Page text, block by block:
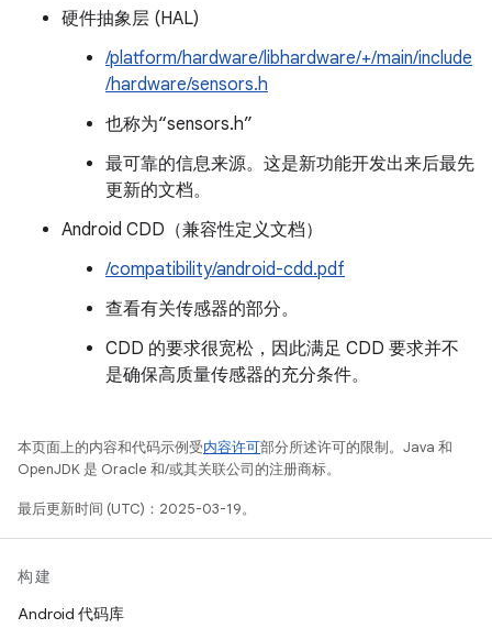
硬件抽象层 (HAL)
/platform/hardware/libhardware/+/main/include
/hardware/sensors.h
也称为“sensors.h”
最可靠的信息来源。这是新功能开发出来后最先
更新的文档。
Android CDD（兼容性定义文档）
/compatibility/android-cdd.pdf
查看有关传感器的部分。
CDD 的要求很宽松，因此满足 CDD 要求并不
是确保高质量传感器的充分条件。
本页面上的内容和代码示例受内容许可部分所述许可的限制。Java 和
OpenJDK 是 Oracle 和/或其关联公司的注册商标。
最后更新时间 (UTC)：2025-03-19。
构建
Android 代码库